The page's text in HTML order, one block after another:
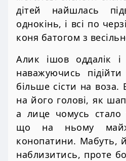
дітей найшлась
однокінь, і всі по
коня батогом з
Алик ішов оддалік
наважуючись
більше сісти на воза.
на його голові, як
а лице чомусь
що на ньому
конопатини. Мабуть,
наблизитись, проте